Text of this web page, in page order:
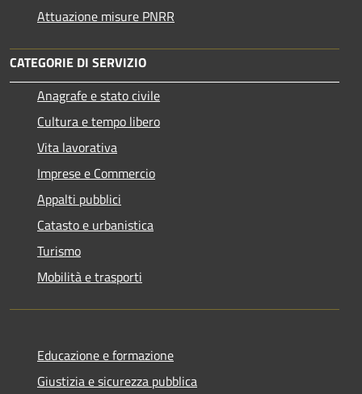
Attuazione misure PNRR
CATEGORIE DI SERVIZIO
Anagrafe e stato civile
Cultura e tempo libero
Vita lavorativa
Imprese e Commercio
Appalti pubblici
Catasto e urbanistica
Turismo
Mobilità e trasporti
Educazione e formazione
Giustizia e sicurezza pubblica